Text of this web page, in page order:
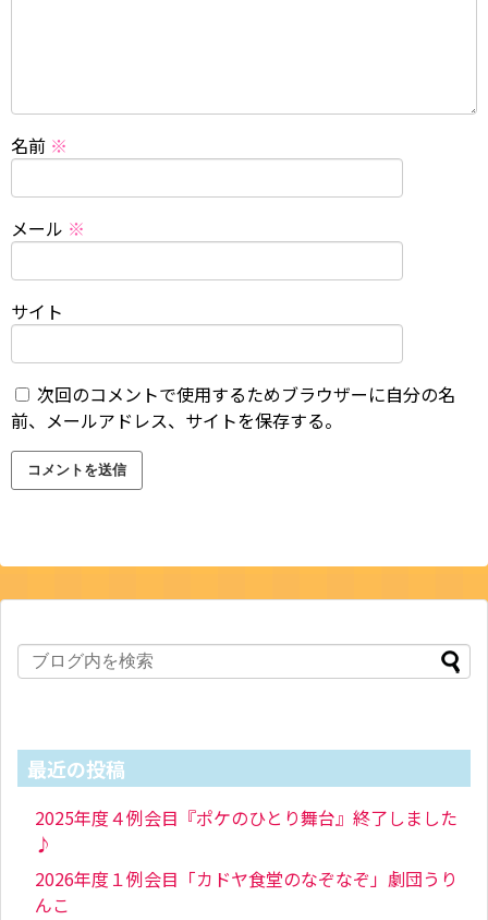
名前 ※
メール ※
サイト
次回のコメントで使用するためブラウザーに自分の名
前、メールアドレス、サイトを保存する。
最近の投稿
2025年度４例会目『ポケのひとり舞台』終了しました
♪
2026年度１例会目「カドヤ食堂のなぞなぞ」劇団うり
んこ